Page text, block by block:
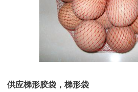
供应梯形胶袋，梯形袋